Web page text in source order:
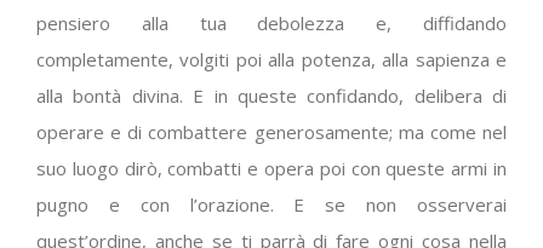
pensiero alla tua debolezza e, diffidando
completamente, volgiti poi alla potenza, alla sapienza e
alla bontà divina. E in queste confidando, delibera di
operare e di combattere generosamente; ma come nel
suo luogo dirò, combatti e opera poi con queste armi in
pugno e con l’orazione. E se non osserverai
quest’ordine, anche se ti parrà di fare ogni cosa nella